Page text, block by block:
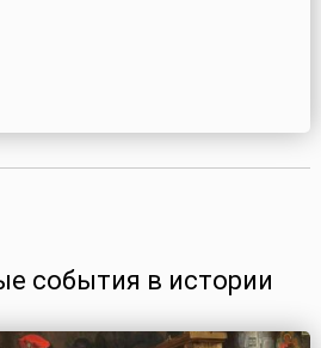
события в истории